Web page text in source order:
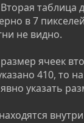
таблица
в 7
не видно.
ячеек
410, то
указать